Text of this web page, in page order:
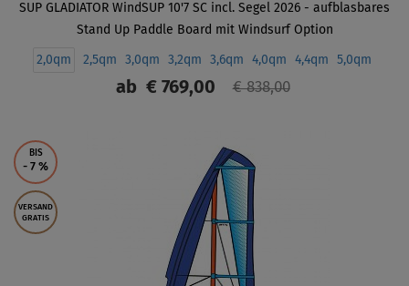
SUP GLADIATOR WindSUP 10'7 SC incl. Segel 2026 - aufblasbares
Stand Up Paddle Board mit Windsurf Option
2,0qm 2,5qm 3,0qm 3,2qm 3,6qm 4,0qm 4,4qm 5,0qm
ab€ 769,00 € 838,00
BIS
- 7 %
VERSAND
GRATIS